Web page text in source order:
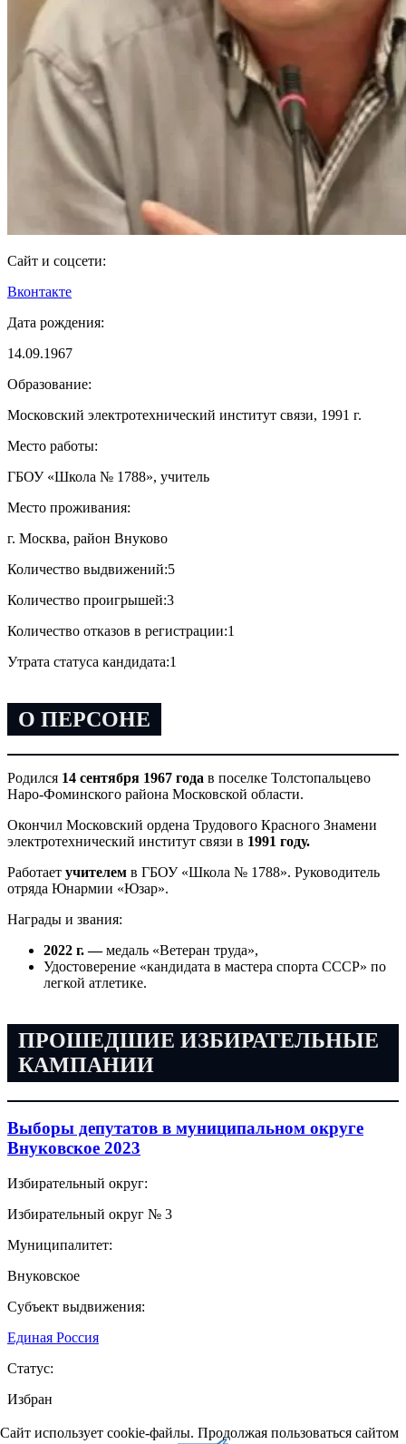
Сайт и соцсети:
Вконтакте
Дата рождения:
14.09.1967
Образование:
Московский электротехнический институт связи, 1991 г.
Место работы:
ГБОУ «Школа № 1788», учитель
Место проживания:
г. Москва, район Внуково
Количество выдвижений:5
Количество проигрышей:3
Количество отказов в регистрации:1
Утрата статуса кандидата:1
О ПЕРСОНЕ
Родился 14 сентября 1967 года в поселке Толстопальцево
Наро-Фоминского района Московской области.
Окончил Московский ордена Трудового Красного Знамени
электротехнический институт связи в 1991 году.
Работает учителем в ГБОУ «Школа № 1788». Руководитель
отряда Юнармии «Юзар».
Награды и звания:
2022 г. —медаль «Ветеран труда»,
Удостоверение «кандидата в мастера спорта СССР» по
легкой атлетике.
ПРОШЕДШИЕ ИЗБИРАТЕЛЬНЫЕ
КАМПАНИИ
Выборы депутатов в муниципальном округе
Внуковское 2023
Избирательный округ:
Избирательный округ № 3
Муниципалитет:
Внуковское
Субъект выдвижения:
Единая Россия
Статус:
Избран
Сайт использует cookie-файлы. Продолжая пользоваться сайтом